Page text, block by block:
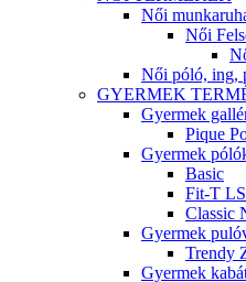
Női
Női
Női póló, ing,
GYERMEK
Gyermek
Pique
Gyermek
Basic
Fit-T LS
Classic
Gyermek
Trendy
Gyermek